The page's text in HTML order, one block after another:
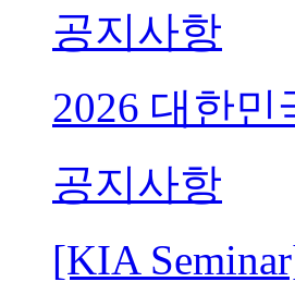
공지사항
2026 대한
공지사항
[KIA